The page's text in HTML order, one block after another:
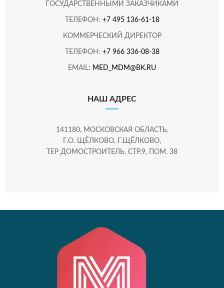
ГОСУДАРСТВЕННЫМИ ЗАКАЗЧИКАМИ
ТЕЛЕФОН: +7 495 136-61-18
КОММЕРЧЕСКИЙ ДИРЕКТОР
ТЕЛЕФОН: +7 966 336-08-38
EMAIL: MED_MDM@BK.RU
НАШ АДРЕС
141180, МОСКОВСКАЯ ОБЛАСТЬ,
Г.О. ЩЁЛКОВО, Г.ЩЁЛКОВО,
ТЕР ДОМОСТРОИТЕЛЬ, СТР.9, ПОМ. 38